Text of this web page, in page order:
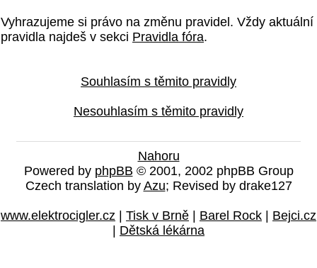
Vyhrazujeme si právo na změnu pravidel. Vždy aktuální
pravidla najdeš v sekci Pravidla fóra.
Souhlasím s těmito pravidly
Nesouhlasím s těmito pravidly
Nahoru
Powered by phpBB © 2001, 2002 phpBB Group
Czech translation by Azu; Revised by drake127
www.elektrocigler.cz | Tisk v Brně | Barel Rock | Bejci.cz
| Dětská lékárna